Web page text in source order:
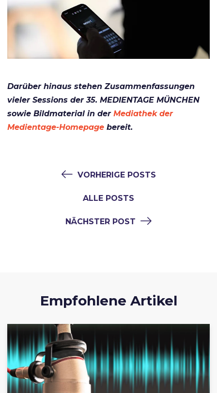
Darüber hinaus stehen Zusammenfassungen
vieler Sessions der 35. MEDIENTAGE MÜNCHEN
sowie Bildmaterial in der Mediathek der
Medientage-Homepage bereit.
VORHERIGE POSTS
ALLE POSTS
NÄCHSTER POST
Empfohlene Artikel